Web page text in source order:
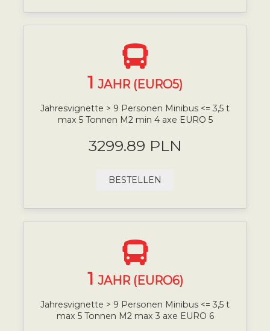
1 JAHR (EURO5)
Jahresvignette > 9 Personen Minibus <= 3,5 t
max 5 Tonnen M2 min 4 axe EURO 5
3299.89 PLN
BESTELLEN
1 JAHR (EURO6)
Jahresvignette > 9 Personen Minibus <= 3,5 t
max 5 Tonnen M2 max 3 axe EURO 6